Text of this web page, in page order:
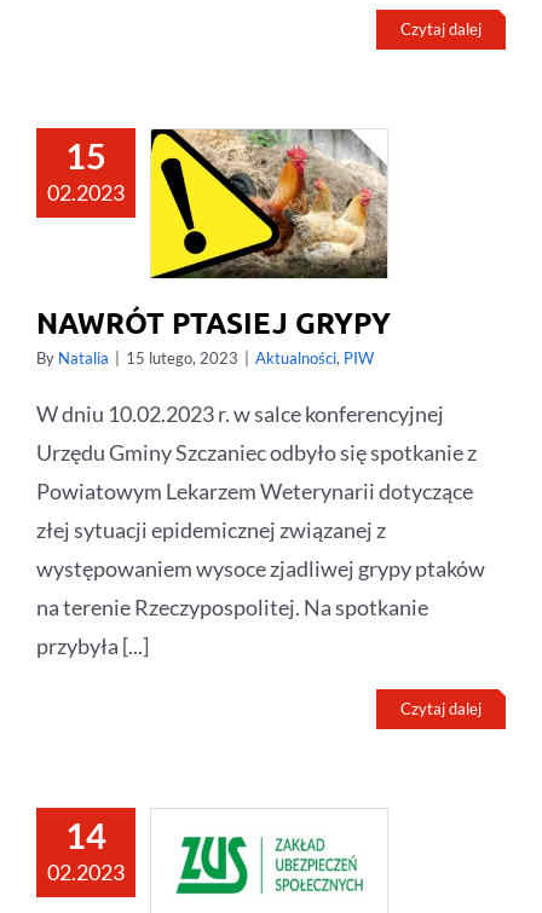
Czytaj dalej
15
02.2023
NAWRÓT PTASIEJ GRYPY
By Natalia 15 lutego, 2023 Aktualności, PIW
W dniu 10.02.2023 r. w salce konferencyjnej
Urzędu Gminy Szczaniec odbyło się spotkanie z
Powiatowym Lekarzem Weterynarii dotyczące
złej sytuacji epidemicznej związanej z
występowaniem wysoce zjadliwej grypy ptaków
na terenie Rzeczypospolitej. Na spotkanie
przybyła [...]
Czytaj dalej
14
02.2023